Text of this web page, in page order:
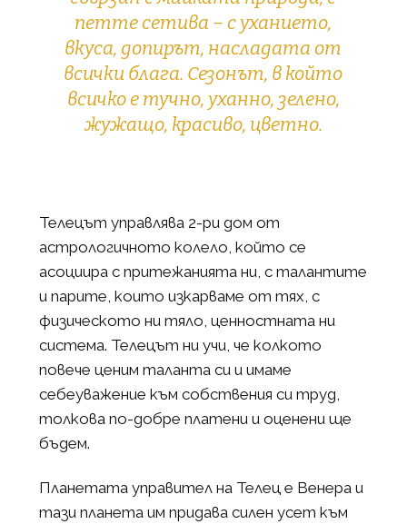
петте сетива – с уханието,
вкуса, допирът, насладата от
всички блага. Сезонът, в който
всичко е тучно, уханно, зелено,
жужащо, красиво, цветно.
Телецът управлява 2-ри дом от
астрологичното колело, който се
асоциира с притежанията ни, с талантите
и парите, които изкарваме от тях, с
физическото ни тяло, ценностната ни
система. Телецът ни учи, че колкото
повече ценим таланта си и имаме
себеуважение към собствения си труд,
толкова по-добре платени и оценени ще
бъдем.
Планетата управител на Телец е Венера и
тази планета им придава силен усет към